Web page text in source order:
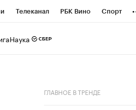
Телеканал РБК Вино Спорт
ГЛАВНОЕ В ТРЕНДЕ